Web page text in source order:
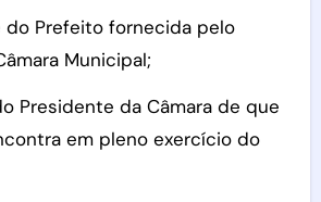
do Prefeito fornecida pelo
Municipal;
Presidente da Câmara de que
em pleno exercício do